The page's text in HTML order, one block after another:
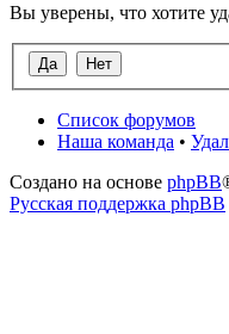
Вы уверены, что хотите
Список форумов
Наша команда •
Создано на основе phpBB
Русская поддержка phpBB